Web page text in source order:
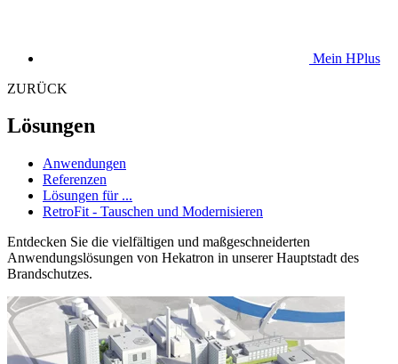
Mein HPlus
ZURÜCK
Lösungen
Anwendungen
Referenzen
Lösungen für ...
RetroFit - Tauschen und Modernisieren
Entdecken Sie die vielfältigen und maßgeschneiderten
Anwendungslösungen von Hekatron in unserer Hauptstadt des
Brandschutzes.